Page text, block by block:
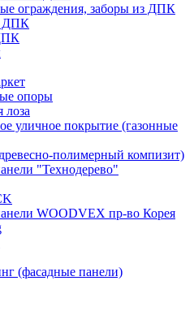
ограждения, заборы из ДПК
ДПК
опоры
лоза
уличное покрытие (газонные
полимерный компизит)
"Технодерево"
WOODVEX пр-во Корея
(фасадные панели)